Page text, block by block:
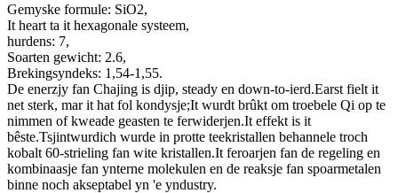
Gemyske formule: SiO2,
It heart ta it hexagonale systeem,
hurdens: 7,
Soarten gewicht: 2.6,
Brekingsyndeks: 1,54-1,55.
De enerzjy fan Chajing is djip, steady en down-to-ierd.Earst fielt it
net sterk, mar it hat fol kondysje;It wurdt brûkt om troebele Qi op te
nimmen of kweade geasten te ferwiderjen.It effekt is it
bêste.Tsjintwurdich wurde in protte teekristallen behannele troch
kobalt 60-strieling fan wite kristallen.It feroarjen fan de regeling en
kombinaasje fan ynterne molekulen en de reaksje fan spoarmetalen
binne noch akseptabel yn 'e yndustry.